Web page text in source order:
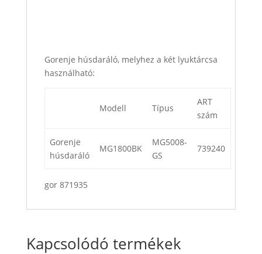
Gorenje húsdaráló, melyhez a két lyuktárcsa
használható:
Modell Típus
ART
szám
Gorenje
húsdaráló
MG1800BK
MG5008-
GS
739240
gor 871935
Kapcsolódó termékek